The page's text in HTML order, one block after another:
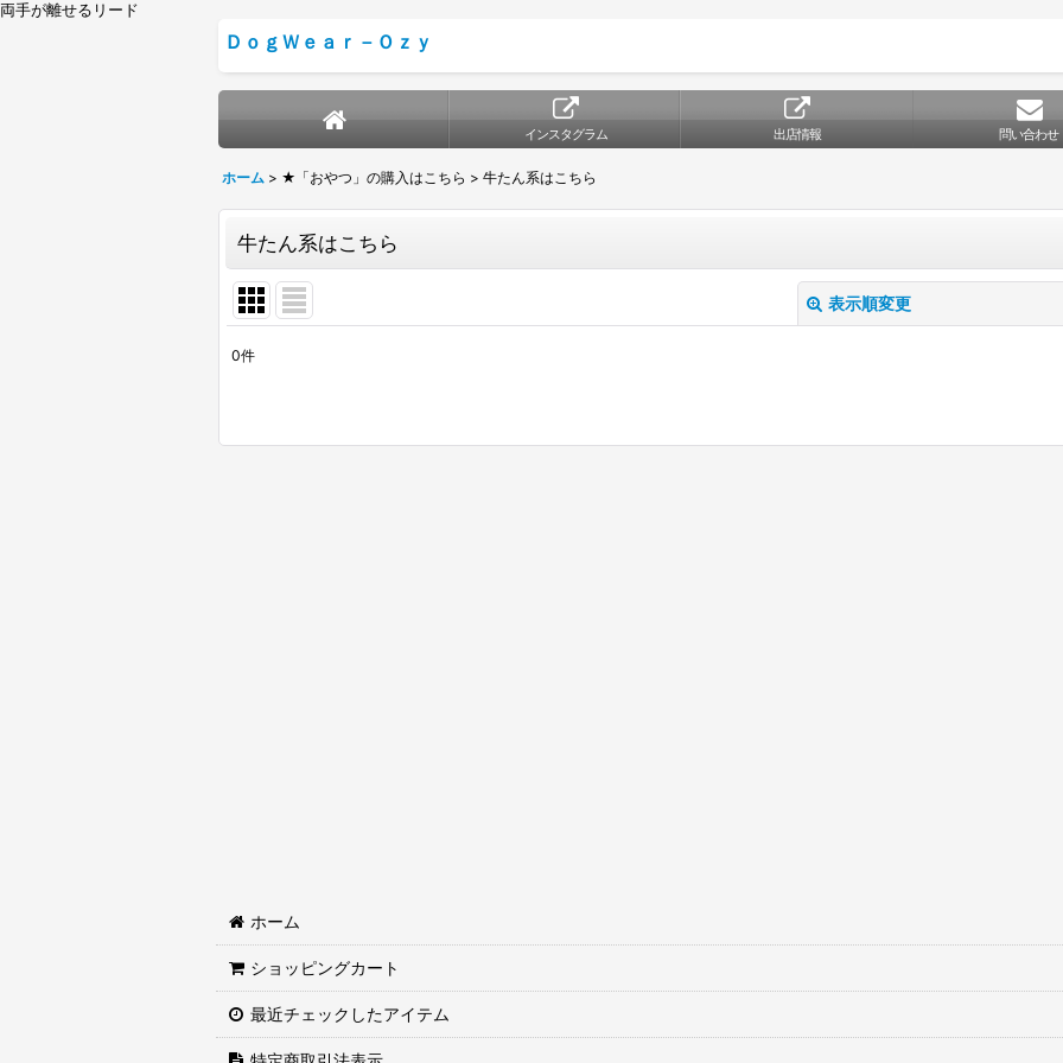
両手が離せるリード
ＤｏｇＷｅａｒ－Ｏｚｙ
インスタグラム 出店情報 問い合わせ
ホーム > ★「おやつ」の購入はこちら > 牛たん系はこちら
牛たん系はこちら
表示順変更
0件
ホーム
ショッピングカート
最近チェックしたアイテム